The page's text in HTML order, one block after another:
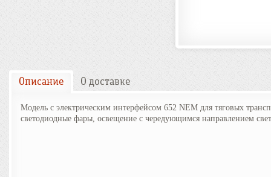
Описание О доставке
Модель с электрическим интерфейсом 652 NEM для тяговых
светодиодные фары, освещение с чередующимся направлением